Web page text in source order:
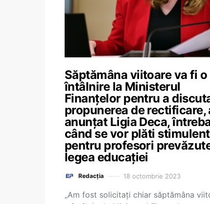
Săptămâna viitoare va fi o
întâlnire la Ministerul
Finanțelor pentru a
propunerea de rectificare,
anunțat Ligia Deca,
când se vor plăti
pentru profesori
legea educației
Redacția 18 octombrie 2023
„Am fost solicitați chiar săptămâna